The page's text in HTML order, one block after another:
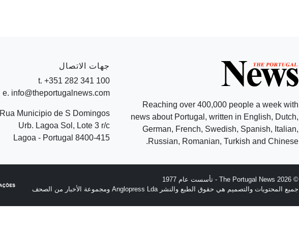
Reaching over 400,000 people a week with
news about Portugal, written in English, Dutch,
German, French, Swedish, Spanish, Italian,
Russian, Romanian, Turkish and Chinese.
جهات الاتصال
t. +351 282 341 100
e. info@theportugalnews.com
Rua Municipio de S Domingos
Urb. Lagoa Sol, Lote 3 r/c
8400-415 Lagoa - Portugal
© 2026 The Portugal News - تأسست عام 1977
جميع المحتويات والتصميم هي حقوق الطبع والنشر Anglopress Lda ومجموعة الأخبار من الصحف